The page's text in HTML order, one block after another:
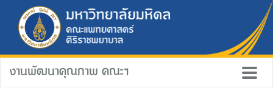
งานพัฒนาคุณภาพ คณะฯ